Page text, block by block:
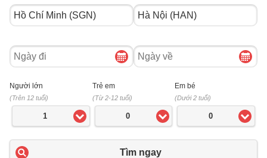
Ngày
đi
Ngày
về
Người lớn
(Trên 12 tuổi)
1
Trẻ em
(Từ 2-12 tuổi)
0
Em bé
(Dưới 2 tuổi)
0
Tìm ngay